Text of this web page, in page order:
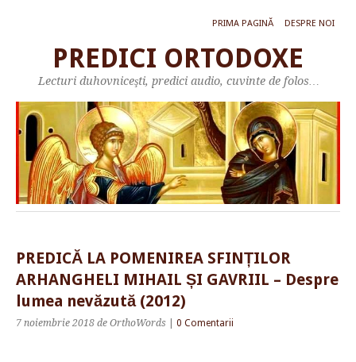
PRIMA PAGINĂ DESPRE NOI
PREDICI ORTODOXE
Lecturi duhovniceşti, predici audio, cuvinte de folos…
PREDICĂ LA POMENIREA SFINȚILOR
ARHANGHELI MIHAIL ȘI GAVRIIL – Despre
lumea nevăzută (2012)
7 noiembrie 2018 de OrthoWords 0 Comentarii